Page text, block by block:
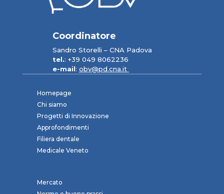
Coordinatore
Sandro Storelli – CNA Padova
tel.: +39 049 8062236
e-mail: obv@pd.cna.it
Homepage
Chi siamo
Progetti di Innovazione
Approfondimenti
Filiera dentale
Medicale Veneto
Mercato